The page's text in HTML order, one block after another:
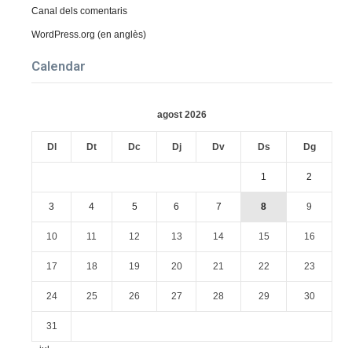
Canal dels comentaris
WordPress.org (en anglès)
Calendar
agost 2026
Dl Dt Dc Dj Dv Ds Dg
1 2
3 4 5 6 7 8 9
10 11 12 13 14 15 16
17 18 19 20 21 22 23
24 25 26 27 28 29 30
31